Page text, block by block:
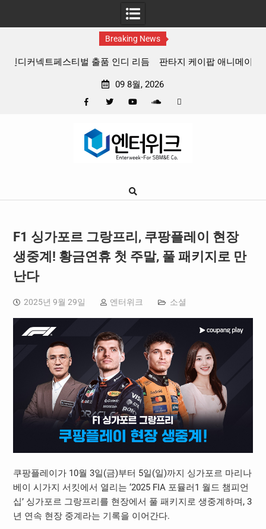
Breaking News
판타지 케이팝 애니메이션 ‘고스트밴드’ 8월 26일(수) 개봉
09 8월, 2026
Google
F1 싱가포르 그랑프리, 쿠팡플레이 현장
생중계! 황금연휴 첫 주말, 풀 패키지로 만
난다
2025년 9월 29일 엔터위크 소셜
쿠팡플레이가 10월 3일(금)부터 5일(일)까지 싱가포르 마리나
베이 시가지 서킷에서 열리는 ‘2025 FIA 포뮬러1 월드 챔피언
십’ 싱가포르 그랑프리를 현장에서 풀 패키지로 생중계하며, 3
년 연속 현장 중계라는 기록을 이어간다.